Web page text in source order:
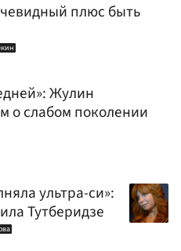
плюс быть
Жулин
о слабом поколении
ультра-си»:
Тутберидзе